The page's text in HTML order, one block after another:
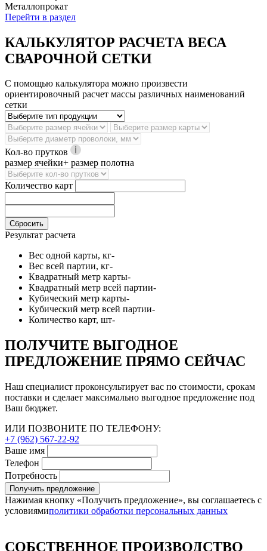
Металлопрокат
Перейти в раздел
КАЛЬКУЛЯТОР РАСЧЕТА ВЕСА
СВАРОЧНОЙ СЕТКИ
С помощью калькулятора можно произвести
ориентировочный расчет массы различных наименований
сетки
Кол-во прутков
размер ячейки+ размер полотна
Количество карт
Сбросить
Результат расчета
Вес одной карты, кг-
Вес всей партии, кг-
Квадратный метр карты-
Квадратный метр всей партии-
Кубический метр карты-
Кубический метр всей партии-
Количество карт, шт-
ПОЛУЧИТЕ ВЫГОДНОЕ
ПРЕДЛОЖЕНИЕ ПРЯМО СЕЙЧАС
Наш специалист проконсультирует вас по стоимости, срокам
поставки и сделает максимально выгодное предложение под
Ваш бюджет.
ИЛИ ПОЗВОНИТЕ ПО ТЕЛЕФОНУ:
+7 (962) 567-22-92
Ваше имя
Телефон
Потребность
Получить предложение
Нажимая кнопку «Получить предложение», вы соглашаетесь с
условиямиполитики обработки персональных данных
СОБСТВЕННОЕ ПРОИЗВОДСТВО